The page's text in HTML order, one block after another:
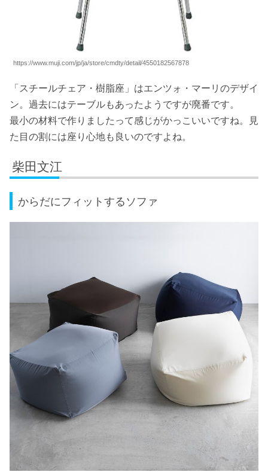
https://www.muji.com/jp/ja/store/cmdty/detail/4550182567878
「スチールチェア・樹脂座」はエンツォ・マーリのデザイ
ン。過去にはテーブルもあったようですが廃番です。
最小の材料で作りましたって感じがかっこいいですね。見
た目の割には座り心地も良いのですよね。
柴田文江
からだにフィットするソファ